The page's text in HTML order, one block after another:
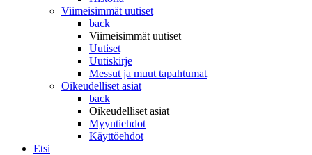
Viimeisimmät uutiset
back
Viimeisimmät uutiset
Uutiset
Uutiskirje
Messut ja muut tapahtumat
Oikeudelliset asiat
back
Oikeudelliset asiat
Myyntiehdot
Käyttöehdot
Etsi